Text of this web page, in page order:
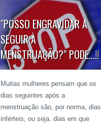
"POSSO ENGRAVIDAR A
SEGUIR À
MENSTRUAÇÃO?" PODE...!!
Muitas mulheres pensam que os
dias seguintes após a
menstruação são, por norma, dias
inférteis, ou seja, dias em que